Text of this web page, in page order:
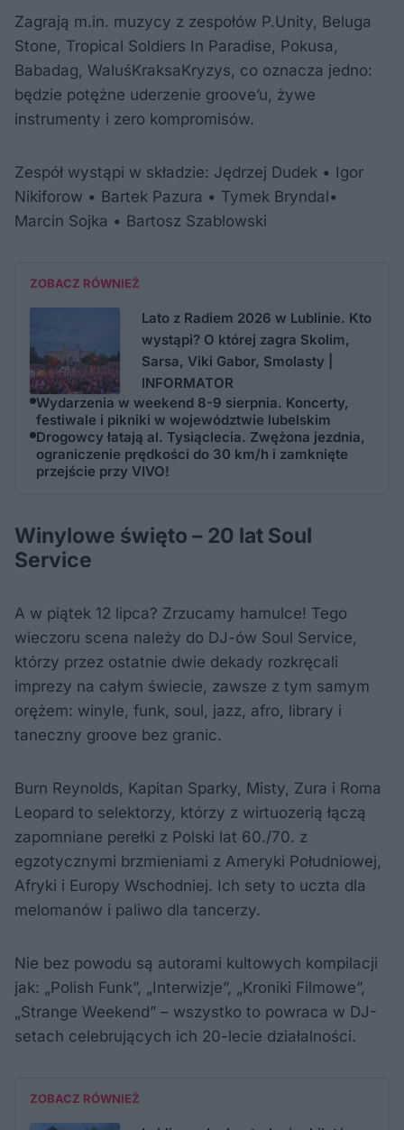
Zagrają m.in. muzycy z zespołów P.Unity, Beluga
Stone, Tropical Soldiers In Paradise, Pokusa,
Babadag, WaluśKraksaKryzys, co oznacza jedno:
będzie potężne uderzenie groove’u, żywe
instrumenty i zero kompromisów.
Zespół wystąpi w składzie: Jędrzej Dudek • Igor
Nikiforow • Bartek Pazura • Tymek Bryndal•
Marcin Sojka • Bartosz Szablowski
ZOBACZ RÓWNIEŻ
Lato z Radiem 2026 w Lublinie. Kto
wystąpi? O której zagra Skolim,
Sarsa, Viki Gabor, Smolasty |
INFORMATOR
Wydarzenia w weekend 8-9 sierpnia. Koncerty,
festiwale i pikniki w województwie lubelskim
Drogowcy łatają al. Tysiąclecia. Zwężona jezdnia,
ograniczenie prędkości do 30 km/h i zamknięte
przejście przy VIVO!
Winylowe święto – 20 lat Soul
Service
A w piątek 12 lipca? Zrzucamy hamulce! Tego
wieczoru scena należy do DJ-ów Soul Service,
którzy przez ostatnie dwie dekady rozkręcali
imprezy na całym świecie, zawsze z tym samym
orężem: winyle, funk, soul, jazz, afro, library i
taneczny groove bez granic.
Burn Reynolds, Kapitan Sparky, Misty, Zura i Roma
Leopard to selektorzy, którzy z wirtuozerią łączą
zapomniane perełki z Polski lat 60./70. z
egzotycznymi brzmieniami z Ameryki Południowej,
Afryki i Europy Wschodniej. Ich sety to uczta dla
melomanów i paliwo dla tancerzy.
Nie bez powodu są autorami kultowych kompilacji
jak: „Polish Funk”, „Interwizje”, „Kroniki Filmowe”,
„Strange Weekend” – wszystko to powraca w DJ-
setach celebrujących ich 20-lecie działalności.
ZOBACZ RÓWNIEŻ